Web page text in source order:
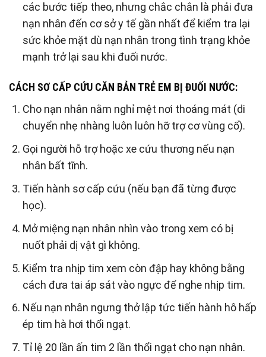
các bước tiếp theo, nhưng chắc chắn là phải đưa
nạn nhân đến cơ sở y tế gần nhất để kiểm tra lại
sức khỏe mặt dù nạn nhân trong tình trạng khỏe
mạnh trở lại sau khi đuối nước.
CÁCH SƠ CẤP CỨU CĂN BẢN TRẺ EM BỊ ĐUỐI NƯỚC:
Cho nạn nhân nằm nghỉ mệt nơi thoáng mát (di
chuyển nhẹ nhàng luôn luôn hỡ trợ cơ vùng cổ).
Gọi người hỗ trợ hoặc xe cứu thương nếu nạn
nhân bất tĩnh.
Tiến hành sơ cấp cứu (nếu bạn đã từng được
học).
Mở miệng nạn nhân nhìn vào trong xem có bị
nuốt phải dị vật gì không.
Kiểm tra nhịp tim xem còn đập hay không bằng
cách đưa tai áp sát vào ngực để nghe nhịp tim.
Nếu nạn nhân ngưng thở lập tức tiến hành hô hấp
ép tim hà hơi thổi ngạt.
Tỉ lệ 20 lần ấn tim 2 lần thổi ngạt cho nạn nhân.